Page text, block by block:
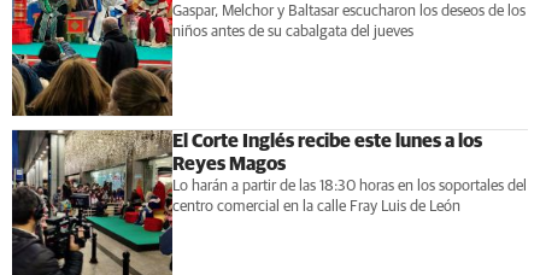
Gaspar, Melchor y Baltasar escucharon los deseos de los
niños antes de su cabalgata del jueves
El Corte Inglés recibe este lunes a los
Reyes Magos
Lo harán a partir de las 18:30 horas en los soportales del
centro comercial en la calle Fray Luis de León